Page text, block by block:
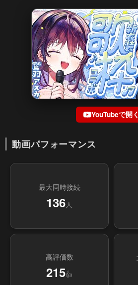
YouTubeで開く
動画パフォーマンス
最大同時接続
136人
高評価数
215👍